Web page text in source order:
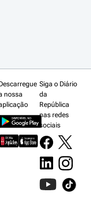
nossa
Siga o Diário
da
República
nas redes
sociais